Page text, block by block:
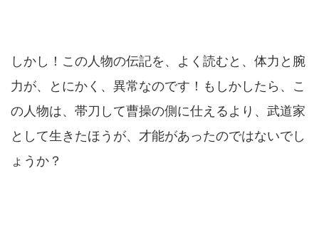
しかし！この人物の伝記を、よく読むと、体力と腕
力が、とにかく、異常なのです！もしかしたら、こ
の人物は、帯刀して曹操の側に仕えるより、武道家
として生きたほうが、才能があったのではないでし
ょうか？